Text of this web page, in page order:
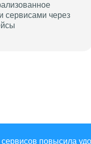
сервисами через
повысила